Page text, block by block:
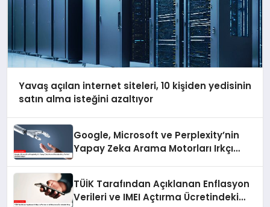
Yavaş açılan internet siteleri, 10 kişiden yedisinin
satın alma isteğini azaltıyor
Google, Microsoft ve Perplexity’nin
Yapay Zeka Arama Motorları Irkçı
TÜİK Tarafından Açıklanan Enflasyon
Verileri ve IMEI Açtırma Ücretindeki